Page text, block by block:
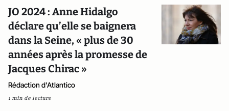
JO 2024 : Anne Hidalgo
déclare qu’elle se baignera
dans la Seine, « plus de 30
années après la promesse de
Jacques Chirac »
Rédaction d'Atlantico
1 min de lecture